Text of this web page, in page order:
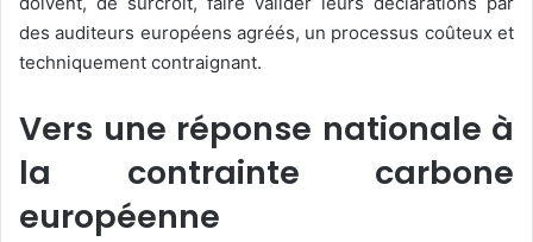
des auditeurs européens agréés, un processus coûteux et
techniquement contraignant.
Vers une réponse nationale à
la contrainte carbone
européenne